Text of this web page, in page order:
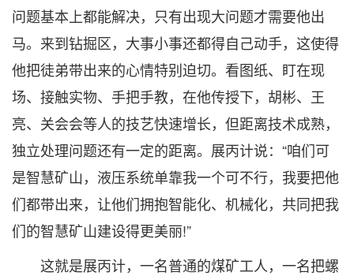
问题基本上都能解决，只有出现大问题才需要他出
马。来到钻掘区，大事小事还都得自己动手，这使得
他把徒弟带出来的心情特别迫切。看图纸、盯在现
场、接触实物、手把手教，在他传授下，胡彬、王
亮、关会会等人的技艺快速增长，但距离技术成熟，
独立处理问题还有一定的距离。展丙计说：“咱们可
是智慧矿山，液压系统单靠我一个可不行，我要把他
们都带出来，让他们拥抱智能化、机械化，共同把我
们的智慧矿山建设得更美丽!”
这就是展丙计，一名普通的煤矿工人，一名把螺